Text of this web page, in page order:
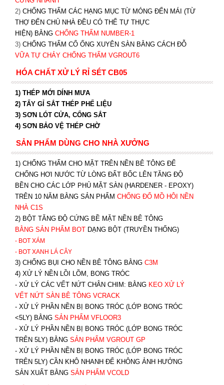
2) CHỐNG THẤM CÁC HẠNG MỤC TỪ MÓNG ĐẾN MÁI (TỪ
THỢ ĐẾN CHỦ NHÀ ĐỀU CÓ THỂ TỰ THỰC
HIỆN) BẰNG CHỐNG THẤM NUMBER-1
3) CHỐNG THẤM CỔ ỐNG XUYÊN SÀN BẰNG CÁCH ĐỖ
VỮA TỰ CHẢY CHỐNG THẤM VGROUT6
HÓA CHẤT XỬ LÝ RỈ SÉT CB05
1) THÉP MỚI DÍNH MƯA
2) TẨY GỈ SẮT THÉP PHẾ LIỆU
3) SƠN LÓT CỬA, CỔNG SẮT
4) SƠN BẢO VỆ THÉP CHỜ
SẢN PHẨM DÙNG CHO NHÀ XƯỞNG
1) CHỐNG THẤM CHO MẶT TRÊN NỀN BÊ TÔNG ĐỂ
CHỐNG HƠI NƯỚC TỪ LÒNG ĐẤT BỐC LÊN TĂNG ĐỘ
BỀN CHO CÁC LỚP PHỦ MẶT SÀN (HARDENER - EPOXY)
TRÊN 10 NĂM BẰNG SẢN PHẨM CHỐNG ĐỔ MỒ HÔI NỀN
NHÀ C1S
2) BỘT TĂNG ĐỘ CỨNG BỀ MẶT NỀN BÊ TÔNG
BẰNG SẢN PHẨM BOTDẠNG BỘT (TRUYỀN THỐNG)
- BOT XÁM
- BOT XANH LÁ CÂY
3) CHỐNG BỤI CHO NỀN BÊ TÔNG BẰNG C3M
4) XỬ LÝ NỀN LỒI LÕM, BONG TRÓC
- XỬ LÝ CÁC VẾT NỨT CHÂN CHIM: BẰNG KEO XỬ LÝ
VẾT NỨT SÀN BÊ TÔNG VCRACK
- XỬ LÝ PHẦN NỀN BỊ BONG TRÓC (LỚP BONG TRÓC
<5LY) BẰNG SẢN PHẨM VFLOOR3
- XỬ LÝ PHẦN NỀN BỊ BONG TRÓC (LỚP BONG TRÓC
TRÊN 5LY) BẰNG SẢN PHẨM VGROUT GP
- XỬ LÝ PHẦN NỀN BỊ BONG TRÓC (LỚP BONG TRÓC
TRÊN 5LY) CẦN KHÔ NHANH ĐỂ KHÔNG ẢNH HƯỞNG
SẢN XUẤT BẰNG SẢN PHẨM VCOLD